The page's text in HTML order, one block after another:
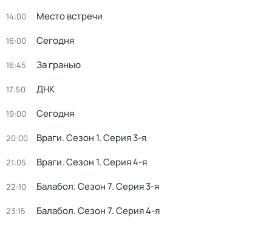
14:00 Место встречи
16:00 Сегодня
16:45 За гранью
17:50 ДНК
19:00 Сегодня
20:00 Враги. Сезон 1. Серия 3-я
21:05 Враги. Сезон 1. Серия 4-я
22:10 Балабол. Сезон 7. Серия 3-я
23:15 Балабол. Сезон 7. Серия 4-я